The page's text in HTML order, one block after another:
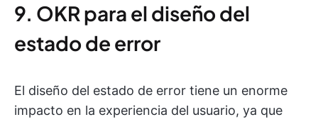
9. OKR para el diseño del
estado de error
El diseño del estado de error tiene un enorme
impacto en la experiencia del usuario, ya que